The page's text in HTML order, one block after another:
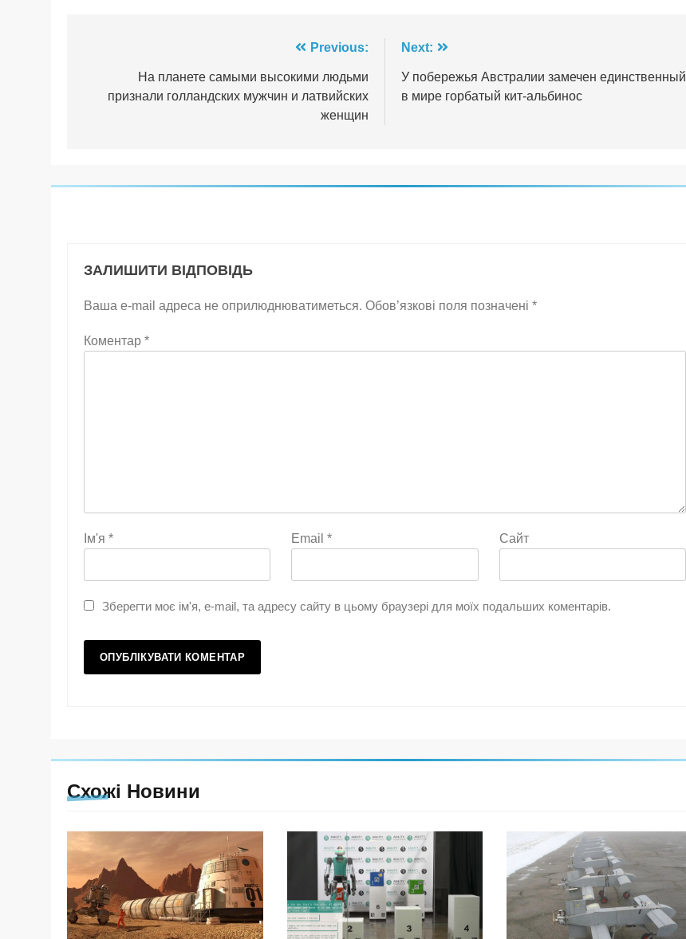
записів
Previous:
На планете самыми высокими людьми
признали голландских мужчин и латвийских
женщин
Next:
У побережья Австралии замечен единственный
в мире горбатый кит-альбинос
ЗАЛИШИТИ ВІДПОВІДЬ
Ваша e-mail адреса не оприлюднюватиметься. Обов’язкові поля позначені *
Коментар *
Ім'я * Email* Сайт
Зберегти моє ім'я, e-mail, та адресу сайту в цьому браузері для моїх подальших коментарів.
Схожі Новини